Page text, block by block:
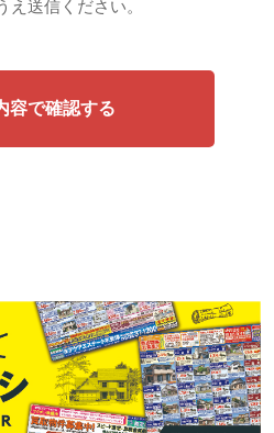
え送信ください。